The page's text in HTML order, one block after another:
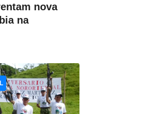
nova
na